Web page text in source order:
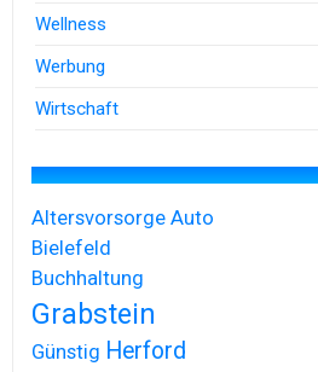
Wellness
Werbung
Wirtschaft
Altersvorsorge Auto
Bielefeld
Buchhaltung
Grabstein
Günstig Herford